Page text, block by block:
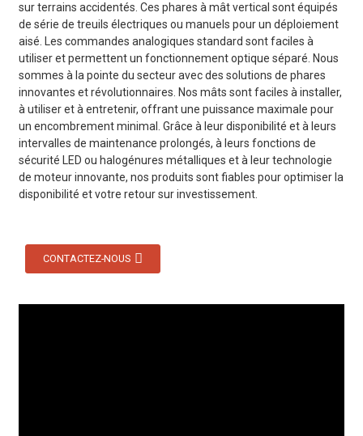
sur terrains accidentés. Ces phares à mât vertical sont équipés
de série de treuils électriques ou manuels pour un déploiement
aisé. Les commandes analogiques standard sont faciles à
utiliser et permettent un fonctionnement optique séparé. Nous
sommes à la pointe du secteur avec des solutions de phares
innovantes et révolutionnaires. Nos mâts sont faciles à installer,
à utiliser et à entretenir, offrant une puissance maximale pour
un encombrement minimal. Grâce à leur disponibilité et à leurs
intervalles de maintenance prolongés, à leurs fonctions de
sécurité LED ou halogénures métalliques et à leur technologie
de moteur innovante, nos produits sont fiables pour optimiser la
disponibilité et votre retour sur investissement.
CONTACTEZ-NOUS